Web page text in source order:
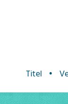
Titel •